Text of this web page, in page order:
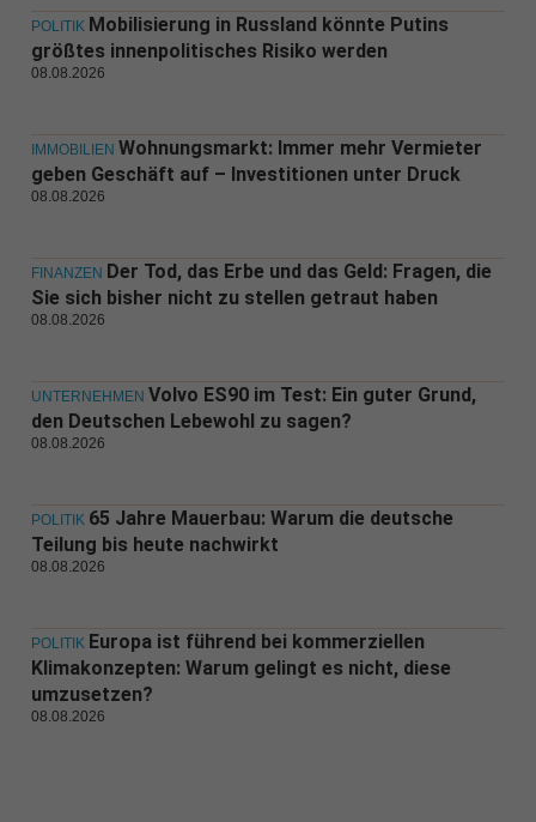
POLITIK Mobilisierung in Russland könnte Putins
größtes innenpolitisches Risiko werden
08.08.2026
IMMOBILIEN Wohnungsmarkt: Immer mehr Vermieter
geben Geschäft auf – Investitionen unter Druck
08.08.2026
FINANZEN Der Tod, das Erbe und das Geld: Fragen, die
Sie sich bisher nicht zu stellen getraut haben
08.08.2026
UNTERNEHMEN Volvo ES90 im Test: Ein guter Grund,
den Deutschen Lebewohl zu sagen?
08.08.2026
POLITIK 65 Jahre Mauerbau: Warum die deutsche
Teilung bis heute nachwirkt
08.08.2026
POLITIK Europa ist führend bei kommerziellen
Klimakonzepten: Warum gelingt es nicht, diese
umzusetzen?
08.08.2026